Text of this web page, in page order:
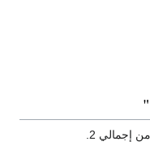
إجمالي 2.